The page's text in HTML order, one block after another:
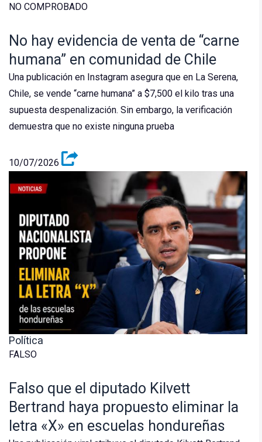
NO COMPROBADO
No hay evidencia de venta de “carne
humana” en comunidad de Chile
Una publicación en Instagram asegura que en La Serena,
Chile, se vende “carne humana” a $7,500 el kilo tras una
supuesta despenalización. Sin embargo, la verificación
demuestra que no existe ninguna prueba
10/07/2026
Política
FALSO
Falso que el diputado Kilvett
Bertrand haya propuesto eliminar la
letra «X» en escuelas hondureñas